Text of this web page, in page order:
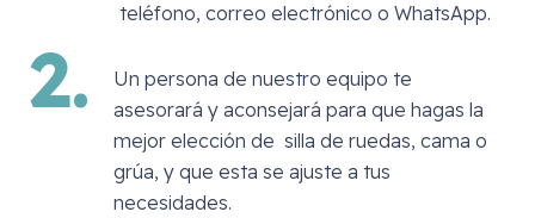
teléfono, correo electrónico o WhatsApp.
2.
Un persona de nuestro equipo te
asesorará y aconsejará para que hagas la
mejor elección de silla de ruedas, cama o
grúa, y que esta se ajuste a tus
necesidades.